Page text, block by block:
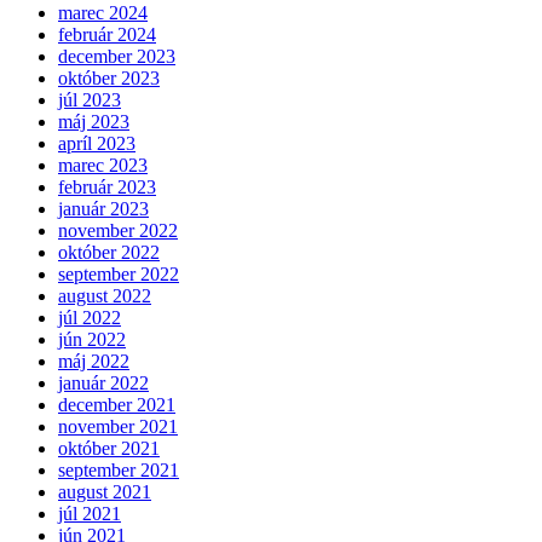
marec 2024
február 2024
december 2023
október 2023
júl 2023
máj 2023
apríl 2023
marec 2023
február 2023
január 2023
november 2022
október 2022
september 2022
august 2022
júl 2022
jún 2022
máj 2022
január 2022
december 2021
november 2021
október 2021
september 2021
august 2021
júl 2021
jún 2021